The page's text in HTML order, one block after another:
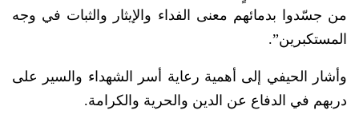
من جسّدوا بدمائهم معنى الفداء والإيثار والثبات في وجه
المستكبرين”.
وأشار الحيفي إلى أهمية رعاية أسر الشهداء والسير على
دربهم في الدفاع عن الدين والحرية والكرامة.